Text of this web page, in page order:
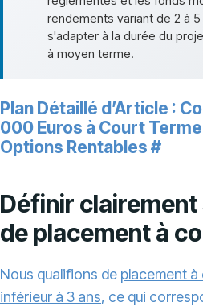
rendements variant de 2 à
s'adapter à la durée du
à moyen terme.
Plan Détaillé d’Article :
000 Euros à Court
Options Rentables #
Définir
de placement à
Nous qualifions de placement
inférieur à 3 ans, ce qui